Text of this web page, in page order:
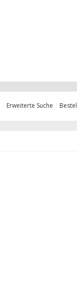
Erweiterte Suche